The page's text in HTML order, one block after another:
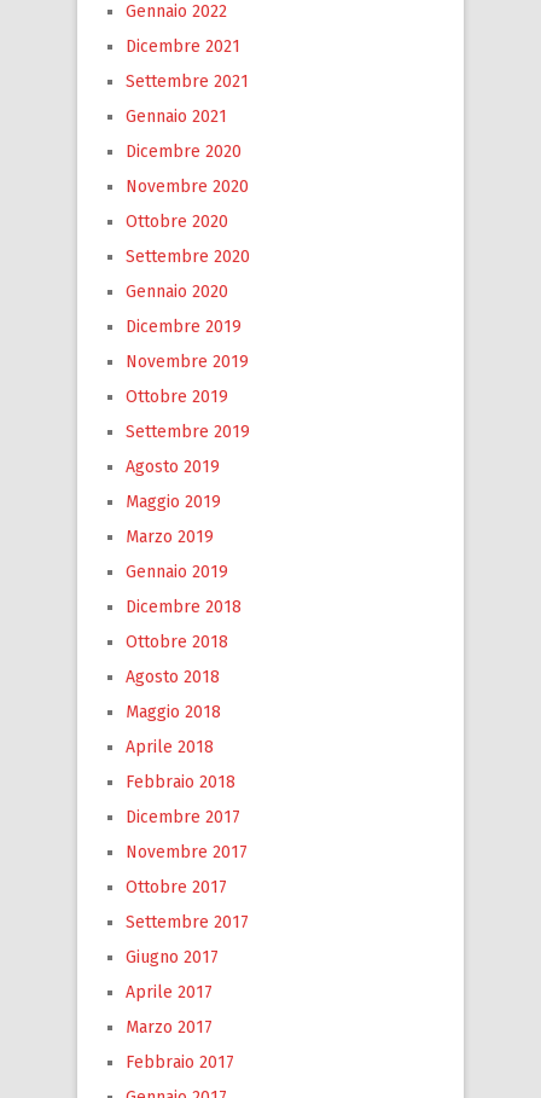
Gennaio 2022
Dicembre 2021
Settembre 2021
Gennaio 2021
Dicembre 2020
Novembre 2020
Ottobre 2020
Settembre 2020
Gennaio 2020
Dicembre 2019
Novembre 2019
Ottobre 2019
Settembre 2019
Agosto 2019
Maggio 2019
Marzo 2019
Gennaio 2019
Dicembre 2018
Ottobre 2018
Agosto 2018
Maggio 2018
Aprile 2018
Febbraio 2018
Dicembre 2017
Novembre 2017
Ottobre 2017
Settembre 2017
Giugno 2017
Aprile 2017
Marzo 2017
Febbraio 2017